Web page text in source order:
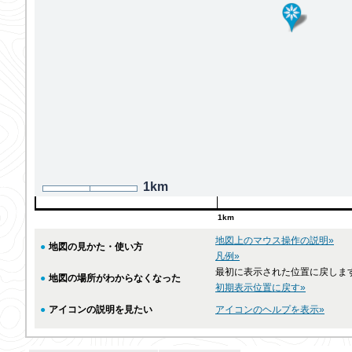
1km
1km
● 地図の見かた・使い方
地図上のマウス操作の説明»
凡例»
● 地図の場所がわからなくなった
最初に表示された位置に戻しま
初期表示位置に戻す»
● アイコンの説明を見たい アイコンのヘルプを表示»